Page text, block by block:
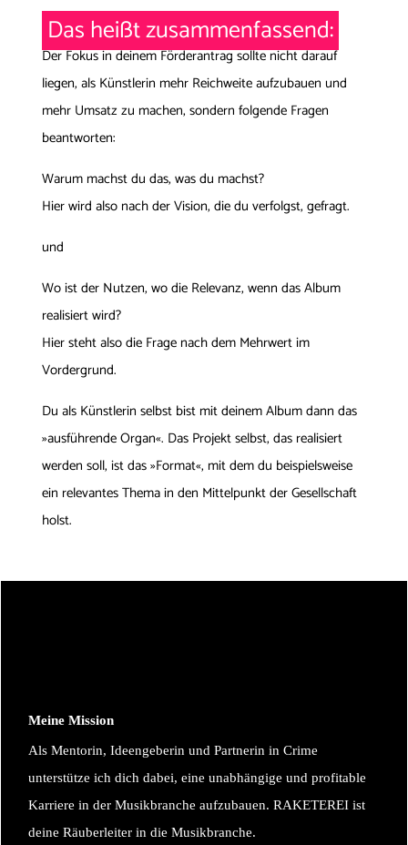
Das heißt zusammenfassend:
Der Fokus in deinem Förderantrag sollte nicht darauf
liegen, als Künstlerin mehr Reichweite aufzubauen und
mehr Umsatz zu machen, sondern folgende Fragen
beantworten:
Warum machst du das, was du machst?
Hier wird also nach der Vision, die du verfolgst, gefragt.
und
Wo ist der Nutzen, wo die Relevanz, wenn das Album
realisiert wird?
Hier steht also die Frage nach dem Mehrwert im
Vordergrund.
Du als Künstlerin selbst bist mit deinem Album dann das
»ausführende Organ«. Das Projekt selbst, das realisiert
werden soll, ist das »Format«, mit dem du beispielsweise
ein relevantes Thema in den Mittelpunkt der Gesellschaft
holst.
Meine Mission
Als Mentorin, Ideengeberin und Partnerin in Crime
unterstütze ich dich dabei, eine unabhängige und profitable
Karriere in der Musikbranche aufzubauen. RAKETEREI ist
deine Räuberleiter in die Musikbranche.